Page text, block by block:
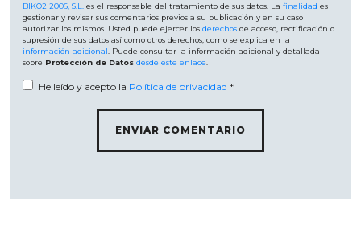
BIKO2 2006, S.L. es el responsable del tratamiento de sus datos. Lafinalidad es
gestionar y revisar sus comentarios previos a su publicación y en su caso
autorizar los mismos. Usted puede ejercer losderechos de acceso, rectificación o
supresión de sus datos así como otros derechos, como se explica en la
información adicional
. Puede consultar la información adicional y detallada
sobre Protección de Datos desde este enlace
He leído y acepto la Política de privacidad *